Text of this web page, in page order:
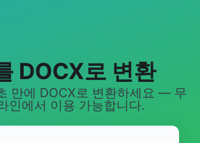
DOCX로 변환
만에 DOCX로 변환하세요 — 무
인에서 이용 가능합니다.